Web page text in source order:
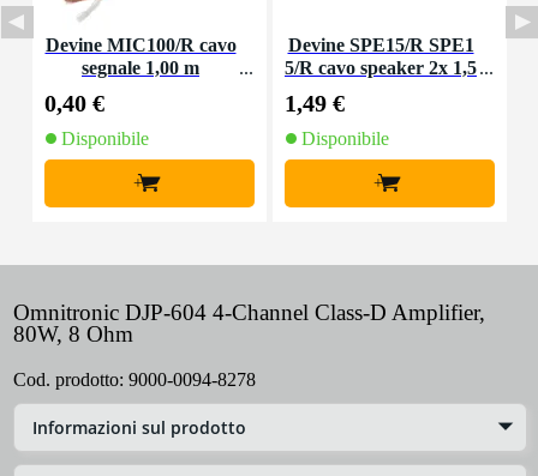
Devine MIC100/R cavo
segnale 1,00 m
0,40 €
Disponibile
+
Devine SPE15/R SPE1
5/R cavo speaker 2x 1,5
1,49 €
Disponibile
+
Omnitronic DJP-604 4-Channel Class-D Amplifier,
80W, 8 Ohm
Cod. prodotto: 9000-0094-8278
Informazioni sul prodotto